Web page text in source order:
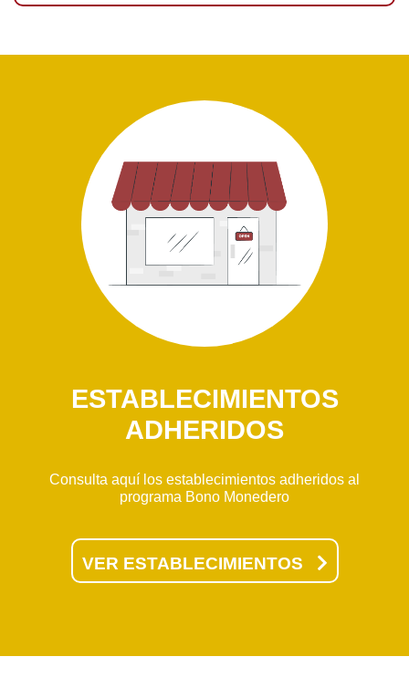
ESTABLECIMIENTOS
ADHERIDOS
Consulta aquí los establecimientos adheridos al
programa Bono Monedero
VER ESTABLECIMIENTOS